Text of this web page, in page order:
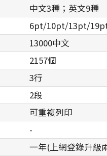
中文3種；英文9種
6pt/10pt/13pt/
13000中文
2157個
3行
2段
可重複列印
-
一年(上網登錄升級